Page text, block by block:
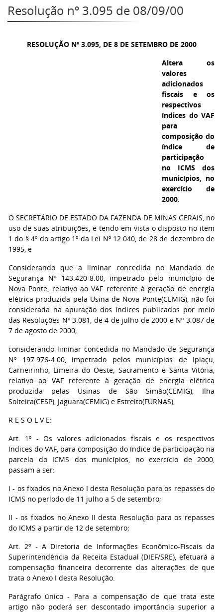
Resolução nº 3.095 de 08/09/00
RESOLUÇÃO Nº 3.095, DE 8 DE SETEMBRO DE 2000
Altera os
valores
adicionados
fiscais e os
respectivos
índices do VAF
para
composição do
índice de
participação
no ICMS dos
municípios, no
exercício de
2000.
O SECRETÁRIO DE ESTADO DA FAZENDA DE MINAS GERAIS, no
uso de suas atribuições, e tendo em vista o disposto no item
1 do § 4º do artigo 1º da Lei Nº 12.040, de 28 de dezembro de
1995, e
Considerando que a liminar concedida no Mandado de
Segurança Nº 143.420-8.00, impetrado pelo município de
Nova Ponte, relativo ao VAF referente à geração de energia
elétrica produzida pela Usina de Nova Ponte(CEMIG), não foi
considerada na apuração dos índices publicados por meio
das Resoluções Nº 3.081, de 4 de julho de 2000 e Nº 3.087 de
7 de agosto de 2000;
considerando liminar concedida no Mandado de Segurança
Nº 197.976-4.00, impetrado pelos municípios de Ipiaçu,
Carneirinho, Limeira do Oeste, Sacramento e Santa Vitória,
relativo ao VAF referente à geração de energia elétrica
produzida pelas Usinas de São Simão(CEMIG), Ilha
Solteira(CESP), Jaguara(CEMIG) e Estreito(FURNAS),
R E S O L V E:
Art. 1º - Os valores adicionados fiscais e os respectivos
índices do VAF, para composição do índice de participação na
parcela do ICMS dos municípios, no exercício de 2000,
passam a ser:
I - os fixados no Anexo I desta Resolução para os repasses do
ICMS no período de 11 julho a 5 de setembro;
II - os fixados no Anexo II desta Resolução para os repasses
do ICMS a partir de 12 de setembro;
Art. 2º - A Diretoria de Informações Econômico-Fiscais da
Superintendência da Receita Estadual (DIEF/SRE), efetuará a
compensação financeira decorrente das alterações de que
trata o Anexo I desta Resolução.
Parágrafo único - Para a compensação de que trata este
artigo não poderá ser descontado importância superior a